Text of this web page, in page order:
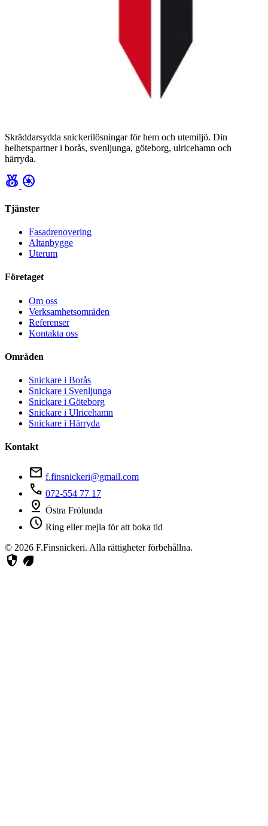
Skräddarsydda snickerilösningar för hem och utemiljö. Din
helhetspartner i borås, svenljunga, göteborg, ulricehamn och
härryda.
social_leaderboard camera
Tjänster
Fasadrenovering
Altanbygge
Uterum
Företaget
Om oss
Verksamhetsområden
Referenser
Kontakta oss
Områden
Snickare i Borås
Snickare i Svenljunga
Snickare i Göteborg
Snickare i Ulricehamn
Snickare i Härryda
Kontakt
mail f.finsnickeri@gmail.com
phone 072-554 77 17
pin_drop Östra Frölunda
schedule Ring eller mejla för att boka tid
© 2026 F.Finsnickeri. Alla rättigheter förbehållna.
security eco